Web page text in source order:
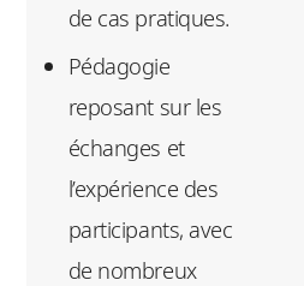
de cas pratiques.
Pédagogie
reposant sur les
échanges et
l’expérience des
participants, avec
de nombreux